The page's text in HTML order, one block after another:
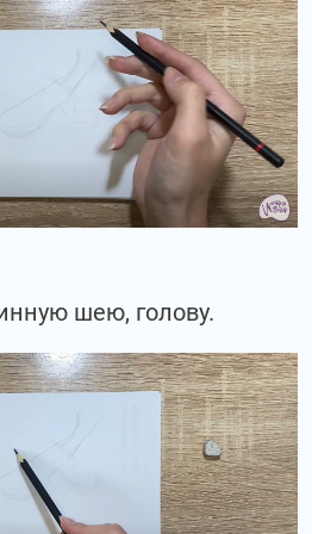
шею, голову.